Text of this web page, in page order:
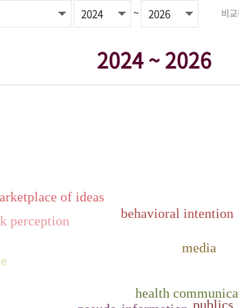
~ 비
2024 ~ 2026
health
media
publics
behavioral intention
of ideas
perception